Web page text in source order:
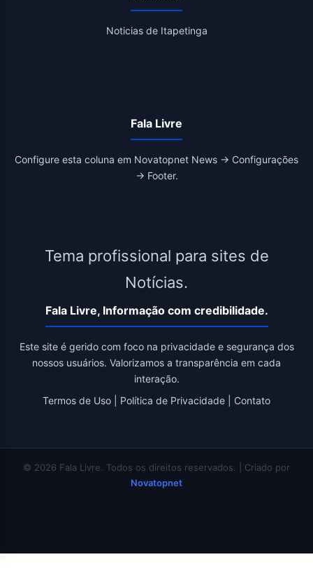
Noticias de Itapetinga
Fala Livre
Configure esta coluna em Novatopnet News → Configurações
→ Footer.
Tema profissional para sites de
Notícias.
Fala Livre, Informação com credibilidade.
Este site é gerido com foco na privacidade e segurança dos
nossos usuários. Valorizamos a transparência em cada
interação.
Termos de Uso
Política de Privacidade Contato
© 2026 Fala Livre. Todos os direitos reservados. | Criado por
Novatopnet